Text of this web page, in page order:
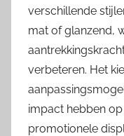
verschillende
mat of glanzend,
verbeteren. Het
impact hebben
promotionele